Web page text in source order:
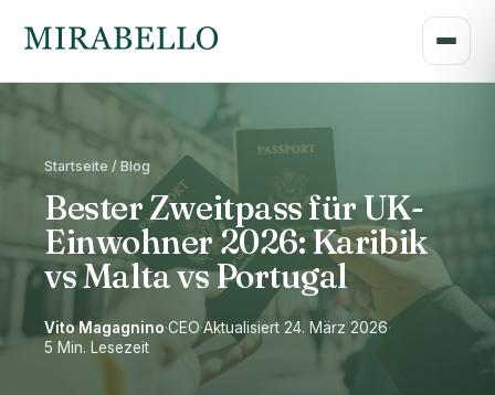
Startseite / Blog
Bester Zweitpass für UK-
Einwohner 2026: Karibik
vs Malta vs Portugal
Vito Magagnino·CEO·Aktualisiert 24. März 2026·
5 Min. Lesezeit